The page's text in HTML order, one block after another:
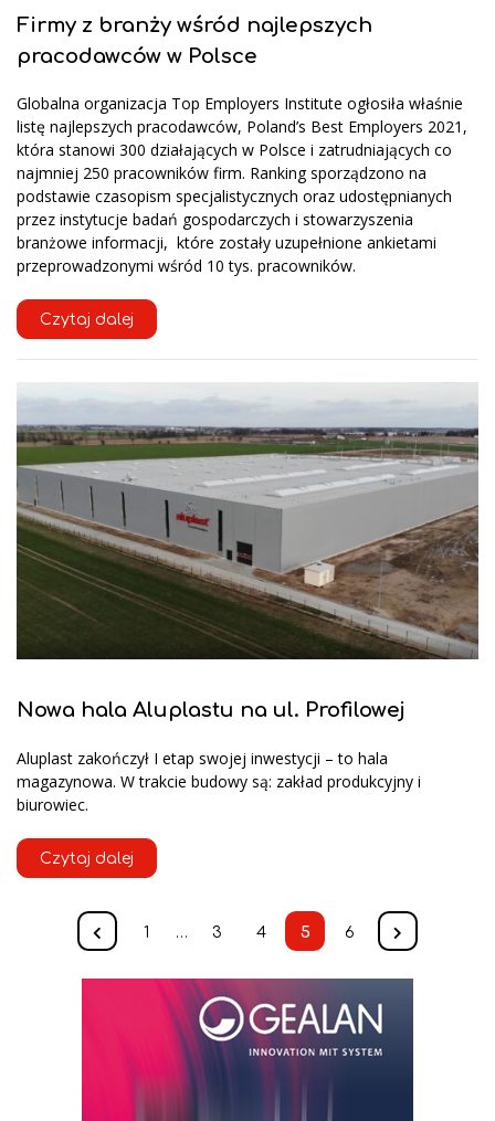
Firmy z branży wśród najlepszych
pracodawców w Polsce
Globalna organizacja Top Employers Institute ogłosiła właśnie
listę najlepszych pracodawców, Poland’s Best Employers 2021,
która stanowi 300 działających w Polsce i zatrudniających co
najmniej 250 pracowników firm. Ranking sporządzono na
podstawie czasopism specjalistycznych oraz udostępnianych
przez instytucje badań gospodarczych i stowarzyszenia
branżowe informacji, które zostały uzupełnione ankietami
przeprowadzonymi wśród 10 tys. pracowników.
Czytaj dalej
Nowa hala Aluplastu na ul. Profilowej
Aluplast zakończył I etap swojej inwestycji – to hala
magazynowa. W trakcie budowy są: zakład produkcyjny i
biurowiec.
Czytaj dalej
1 … 3 4 5 6